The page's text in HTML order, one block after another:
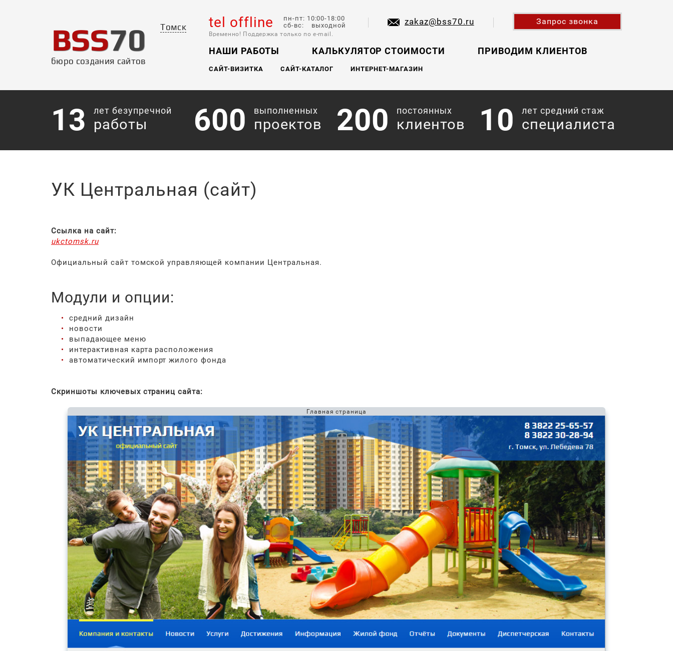
BSS70
бюро создания сайтов
Томск tel offline
пн-пт: 10:00-18:00
сб-вс: выходной
Временно! Поддержка только по e-mail.
zakaz@bss70.ru Запрос звонка
НАШИ РАБОТЫ КАЛЬКУЛЯТОР СТОИМОСТИ ПРИВОДИМ КЛИЕНТОВ
САЙТ-ВИЗИТКА САЙТ-КАТАЛОГ ИНТЕРНЕТ-МАГАЗИН
13 лет безупречной
работы 600 выполненных
проектов 200 постоянных
клиентов 10 лет средний стаж
специалиста
УК Центральная (сайт)
Ссылка на сайт:
ukctomsk.ru
Официальный сайт томской управляющей компании Центральная.
Модули и опции:
средний дизайн
новости
выпадающее меню
интерактивная карта расположения
автоматический импорт жилого фонда
Скриншоты ключевых страниц сайта:
Главная страница